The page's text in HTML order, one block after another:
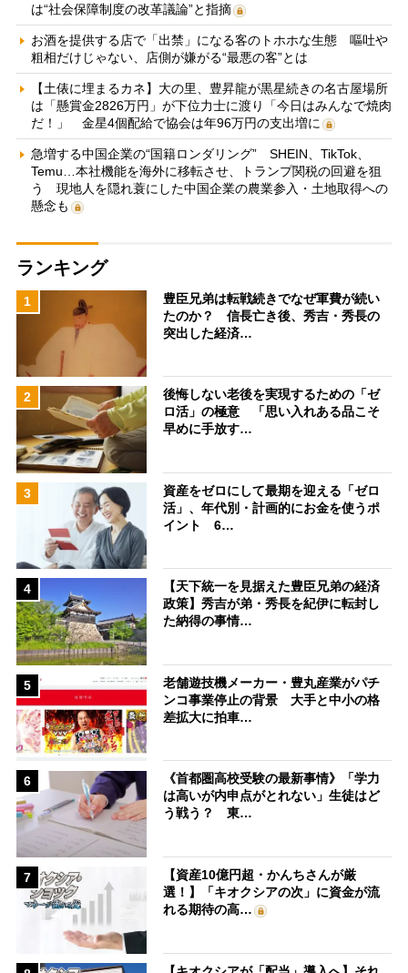
は“社会保障制度の改革議論”と指摘
お酒を提供する店で「出禁」になる客のトホホな生態 嘔吐や
粗相だけじゃない、店側が嫌がる“最悪の客”とは
【土俵に埋まるカネ】大の里、豊昇龍が黒星続きの名古屋場所
は「懸賞金2826万円」が下位力士に渡り「今日はみんなで焼肉
だ！」 金星4個配給で協会は年96万円の支出増に
急増する中国企業の“国籍ロンダリング” SHEIN、TikTok、
Temu…本社機能を海外に移転させ、トランプ関税の回避を狙
う 現地人を隠れ蓑にした中国企業の農業参入・土地取得への
懸念も
ランキング
1
豊臣兄弟は転戦続きでなぜ軍費が続い
たのか？ 信長亡き後、秀吉・秀長の
突出した経済…
2
後悔しない老後を実現するための「ゼ
ロ活」の極意 「思い入れある品こそ
早めに手放す…
3
資産をゼロにして最期を迎える「ゼロ
活」、年代別・計画的にお金を使うポ
イント 6…
4
【天下統一を見据えた豊臣兄弟の経済
政策】秀吉が弟・秀長を紀伊に転封し
た納得の事情…
5
老舗遊技機メーカー・豊丸産業がパチ
ンコ事業停止の背景 大手と中小の格
差拡大に拍車…
6
《首都圏高校受験の最新事情》「学力
は高いが内申点がとれない」生徒はど
う戦う？ 東…
7
【資産10億円超・かんちさんが厳
選！】「キオクシアの次」に資金が流
れる期待の高…